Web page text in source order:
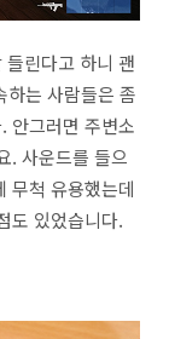
린다고 하니 괜
하는 사람들은 좀
안그러면 주변소
. 사운드를 들으
무척 유용했는데
도 있었습니다.